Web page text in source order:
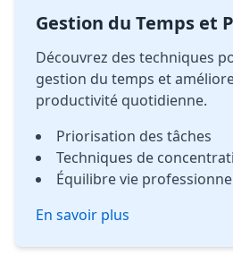
Gestion du Temps et
Découvrez des techniques
gestion du temps et
productivité quotidienne.
Priorisation des tâches
Techniques de
Équilibre vie
En savoir plus